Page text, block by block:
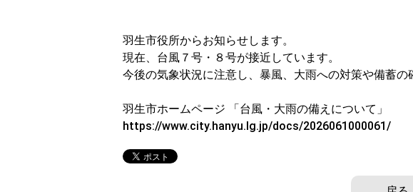
羽生市役所からお知らせします。
現在、台風７号・８号が接近しています。
今後の気象状況に注意し、暴風、大雨への対策や備蓄の
羽生市ホームページ 「台風・大雨の備えについて」
https://www.city.hanyu.lg.jp/docs/2026061000061/